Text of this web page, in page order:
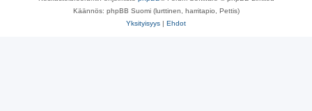
Käännös: phpBB Suomi (lurttinen, harritapio, Pettis)
Yksityisyys | Ehdot